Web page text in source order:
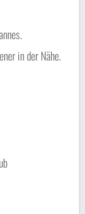
in der Nähe.